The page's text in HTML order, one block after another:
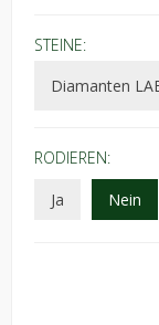
STEINE:
RODIEREN:
Ja
Nein